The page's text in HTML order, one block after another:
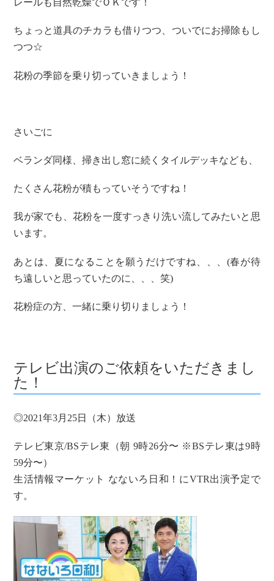
レールも自然乾燥でＯＫです！
ちょっと道具のチカラも借りつつ、ついでにお掃除もし
つつ☆
花粉の季節を乗り切っていきましょう！
さいごに
ベランダ同様、掃き出し窓に続くタイルデッキなども、
たくさん花粉が積もっていそうですね！
我が家でも、花粉を一度すっきり洗い流してみたいと思
います。
あとは、夏になることを願うだけですね、、、(春が待
ち遠しいと思っていたのに、、、笑)
花粉症の方、一緒に乗り切りましょう！
テレビ出演のご依頼をいただきまし
た！
◎2021年3月25日（木）放送
テレビ東京/BSテレ東（朝 9時26分〜 ※BSテレ東は9時
59分〜）
生活情報マーケット なないろ日和！にVTR出演予定で
す。